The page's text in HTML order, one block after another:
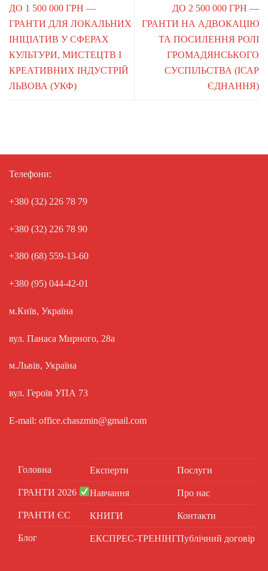
ДО 1 500 000 ГРН —
ГРАНТИ ДЛЯ ЛОКАЛЬНИХ
ІНІЦІАТИВ У СФЕРАХ
КУЛЬТУРИ, МИСТЕЦТВ І
КРЕАТИВНИХ ІНДУСТРІЙ
ЛЬВОВА (УКФ)
ДО 2 500 000 ГРН —
ГРАНТИ НА АДВОКАЦІЮ
ТА ПОСИЛЕННЯ РОЛІ
ГРОМАДЯНСЬКОГО
СУСПІЛЬСТВА (ІСАР
ЄДНАННЯ)
Телефони:
+380 (32) 226 78 79
+380 (32) 226 78 90
+380 (68) 559-13-60
+380 (95) 044-42-01
м.Київ, Україна
вул. Панаса Мирного, 28а
м.Львів, Україна
вул. Героїв УПА 73
E-mail: office.chaszmin@gmail.com
Головна
ГРАНТИ 2026
ГРАНТИ ЄС
Блог
Експерти
Навчання
КНИГИ
ЕКСПРЕС-ТРЕНІНГ
Послуги
Про нас
Контакти
Публічний договір